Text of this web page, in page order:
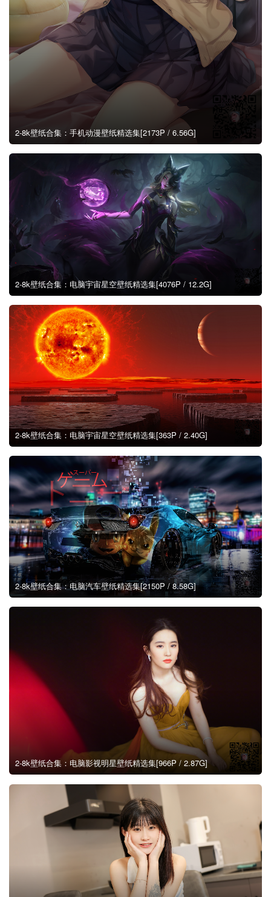
2-8k壁纸合集：手机动漫壁纸精选集[2173P / 6.56G]
2-8k壁纸合集：电脑宇宙星空壁纸精选集[4076P / 12.2G]
2-8k壁纸合集：电脑宇宙星空壁纸精选集[363P / 2.40G]
2-8k壁纸合集：电脑汽车壁纸精选集[2150P / 8.58G]
2-8k壁纸合集：电脑影视明星壁纸精选集[966P / 2.87G]